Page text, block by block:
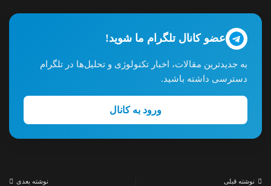
عضو کانال تلگرام ما شوید!
به جدیدترین مقالات، اخبار تکنولوژی و تحلیل‌ها در تلگرام
دسترسی داشته باشید.
ورود به کانال
نوشته قبلی نوشته بعدی